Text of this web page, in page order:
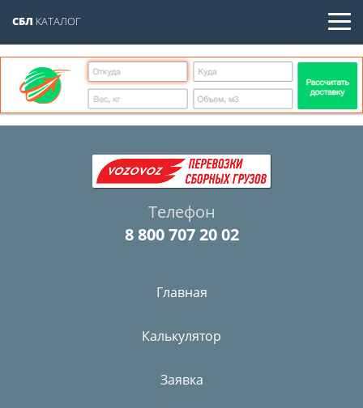
СБЛ КАТАЛОГ
Телефон
8 800 707 20 02
Главная
Калькулятор
Заявка